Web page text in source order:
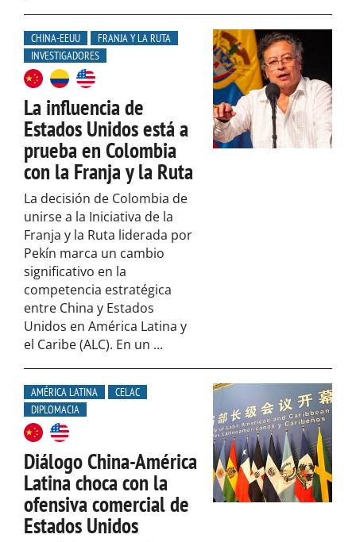
CHINA-EEUU
FRANJA Y LA RUTA
INVESTIGADORES
La influencia de
Estados Unidos está a
prueba en Colombia
con la Franja y la Ruta
La decisión de Colombia de
unirse a la Iniciativa de la
Franja y la Ruta liderada por
Pekín marca un cambio
significativo en la
competencia estratégica
entre China y Estados
Unidos en América Latina y
el Caribe (ALC). En un ...
AMÉRICA LATINA
CELAC
DIPLOMACIA
Diálogo China-América
Latina choca con la
ofensiva comercial de
Estados Unidos